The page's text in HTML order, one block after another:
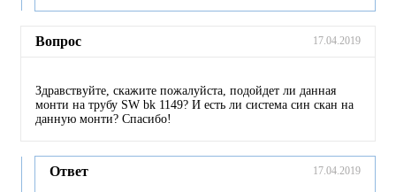
Вопрос 17.04.2019
Здравствуйте, скажите пожалуйста, подойдет ли данная
монти на трубу SW bk 1149? И есть ли система син скан на
данную монти? Спасибо!
Ответ 17.04.2019